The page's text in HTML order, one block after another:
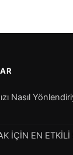
Nasıl
İÇİN EN ETKİLİ